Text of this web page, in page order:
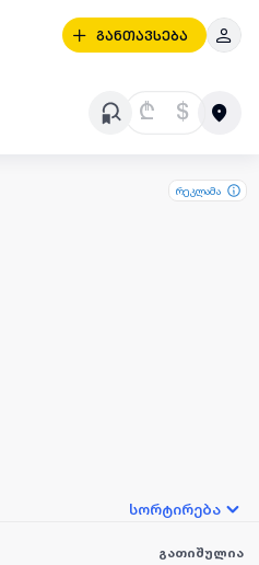
განთავსება
₾ $
რეკლამა
სორტირება
გათიშულია